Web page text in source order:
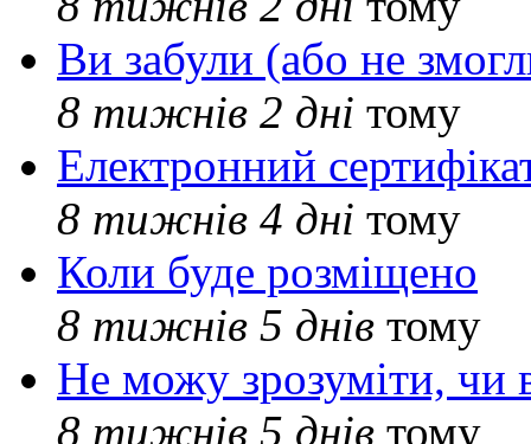
Ви забули (або не
8 тижнів 2 дні тому
Електронний
8 тижнів 4 дні тому
Коли буде розміщено
8 тижнів 5 днів тому
Не можу зрозуміти, чи
8 тижнів 5 днів тому